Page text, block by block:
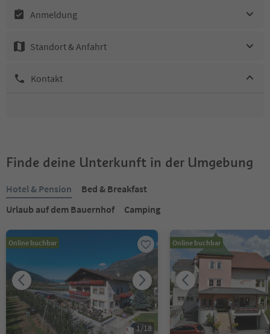
Anmeldung
Standort & Anfahrt
Kontakt
Finde deine Unterkunft in der Umgebung
Hotel & Pension
Bed & Breakfast
Urlaub auf dem Bauernhof
Camping
Online buchbar
1/18
Online buchbar